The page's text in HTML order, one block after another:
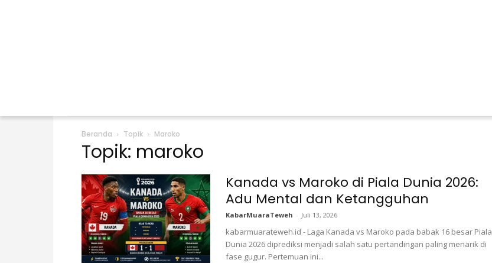
Beranda Topik Maroko
Topik: maroko
Kanada vs Maroko di Piala Dunia 2026:
Adu Mental dan Ketangguhan
KabarMuaraTeweh - Juli 13, 2026
kabarmuarateweh.id - Laga Kanada vs Maroko pada babak 16 besar Piala
Dunia 2026 diprediksi menjadi salah satu pertandingan paling menarik di
fase gugur. Pertemuan ini...